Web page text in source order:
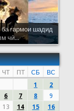
ба гармои шадид
чӣ...
ЧТ ПТ СБ
ВС
1
2
6 7 8
9
13 14 15
16